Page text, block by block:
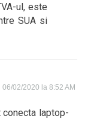
ul, este
SUA si
06/02/2020 la 8:52 AM
laptop-